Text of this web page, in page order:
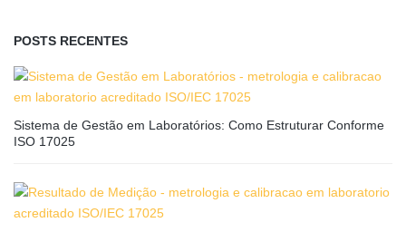
POSTS RECENTES
Sistema de Gestão em Laboratórios: Como Estruturar Conforme
ISO 17025